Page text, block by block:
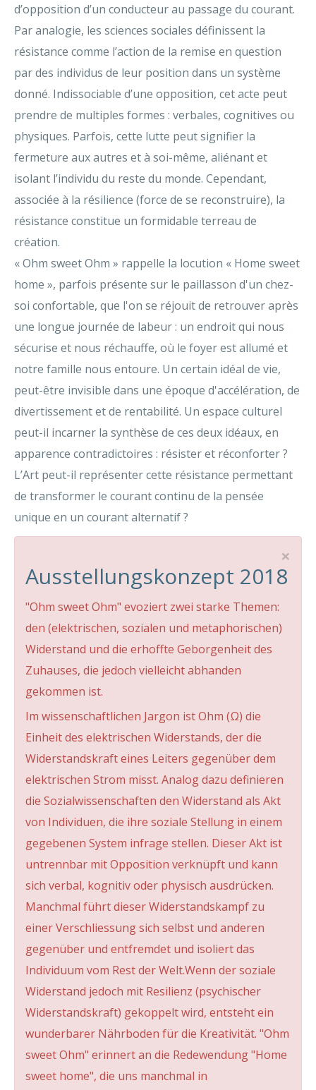
d’opposition d’un conducteur au passage du courant.
Par analogie, les sciences sociales définissent la
résistance comme l’action de la remise en question
par des individus de leur position dans un système
donné. Indissociable d’une opposition, cet acte peut
prendre de multiples formes : verbales, cognitives ou
physiques. Parfois, cette lutte peut signifier la
fermeture aux autres et à soi-même, aliénant et
isolant l’individu du reste du monde. Cependant,
associée à la résilience (force de se reconstruire), la
résistance constitue un formidable terreau de
création.
« Ohm sweet Ohm » rappelle la locution « Home sweet
home », parfois présente sur le paillasson d'un chez-
soi confortable, que l'on se réjouit de retrouver après
une longue journée de labeur : un endroit qui nous
sécurise et nous réchauffe, où le foyer est allumé et
notre famille nous entoure. Un certain idéal de vie,
peut-être invisible dans une époque d'accélération, de
divertissement et de rentabilité. Un espace culturel
peut-il incarner la synthèse de ces deux idéaux, en
apparence contradictoires : résister et réconforter ?
L’Art peut-il représenter cette résistance permettant
de transformer le courant continu de la pensée
unique en un courant alternatif ?
×
Ausstellungskonzept 2018
"Ohm sweet Ohm" evoziert zwei starke Themen:
den (elektrischen, sozialen und metaphorischen)
Widerstand und die erhoffte Geborgenheit des
Zuhauses, die jedoch vielleicht abhanden
gekommen ist.
Im wissenschaftlichen Jargon ist Ohm (Ω) die
Einheit des elektrischen Widerstands, der die
Widerstandskraft eines Leiters gegenüber dem
elektrischen Strom misst. Analog dazu definieren
die Sozialwissenschaften den Widerstand als Akt
von Individuen, die ihre soziale Stellung in einem
gegebenen System infrage stellen. Dieser Akt ist
untrennbar mit Opposition verknüpft und kann
sich verbal, kognitiv oder physisch ausdrücken.
Manchmal führt dieser Widerstandskampf zu
einer Verschliessung sich selbst und anderen
gegenüber und entfremdet und isoliert das
Individuum vom Rest der Welt.Wenn der soziale
Widerstand jedoch mit Resilienz (psychischer
Widerstandskraft) gekoppelt wird, entsteht ein
wunderbarer Nährboden für die Kreativität. "Ohm
sweet Ohm" erinnert an die Redewendung "Home
sweet home", die uns manchmal in